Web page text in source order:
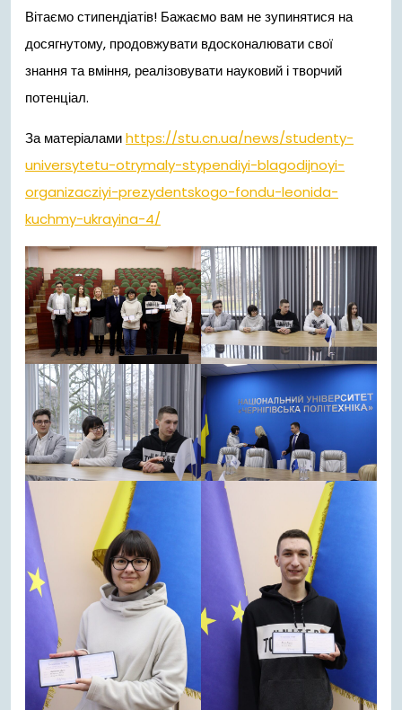
Вітаємо стипендіатів! Бажаємо вам не зупинятися на
досягнутому, продовжувати вдосконалювати свої
знання та вміння, реалізовувати науковий і творчий
потенціал.
За матеріаламиhttps://stu.cn.ua/news/studenty-
universytetu-otrymaly-stypendiyi-blagodijnoyi-
organizacziyi-prezydentskogo-fondu-leonida-
kuchmy-ukrayina-4/